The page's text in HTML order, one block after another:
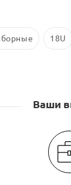
18U
Ваши